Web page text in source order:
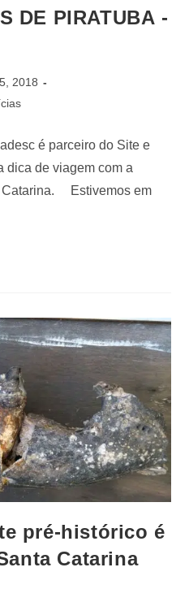
DE PIRATUBA -
2018
é parceiro do Site e
dica de viagem com a
Catarina. Estivemos em
pré-histórico é
Catarina